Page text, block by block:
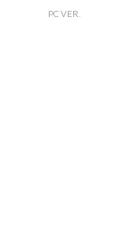
PC VER.